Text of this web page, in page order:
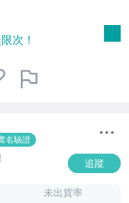
次！
名驗證
追蹤
未出貨率